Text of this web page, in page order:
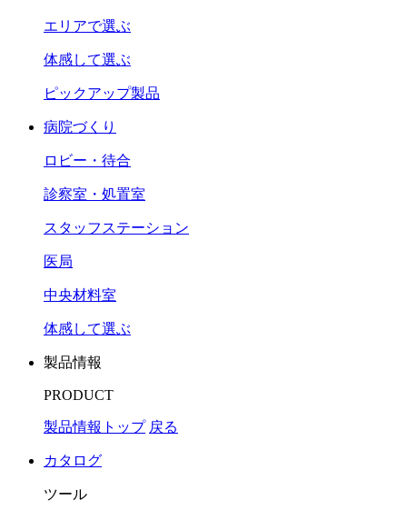
エリアで選ぶ
体感して選ぶ
ピックアップ製品
病院づくり
ロビー・待合
診察室・処置室
スタッフステーション
医局
中央材料室
体感して選ぶ
製品情報
PRODUCT
製品情報トップ 戻る
カタログ
ツール